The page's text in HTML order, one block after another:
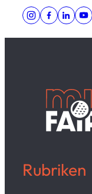
Rubriken